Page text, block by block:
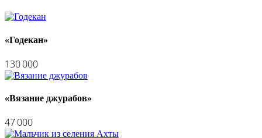
«Годекан»
130 000
«Вязание джурабов»
47 000